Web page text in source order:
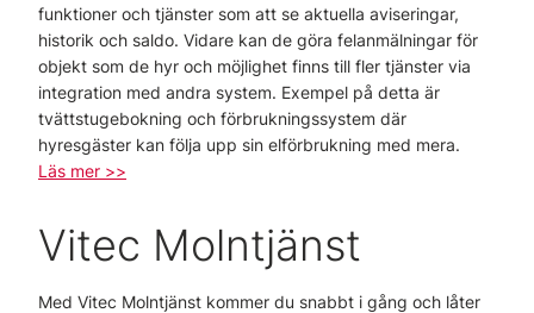
funktioner och tjänster som att se aktuella aviseringar,
historik och saldo. Vidare kan de göra felanmälningar för
objekt som de hyr och möjlighet finns till fler tjänster via
integration med andra system. Exempel på detta är
tvättstugebokning och förbrukningssystem där
hyresgäster kan följa upp sin elförbrukning med mera.
Läs mer >>
Vitec Molntjänst
Med Vitec Molntjänst kommer du snabbt i gång och låter